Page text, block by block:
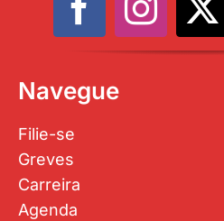
Navegue
Filie-se
Greves
Carreira
Agenda